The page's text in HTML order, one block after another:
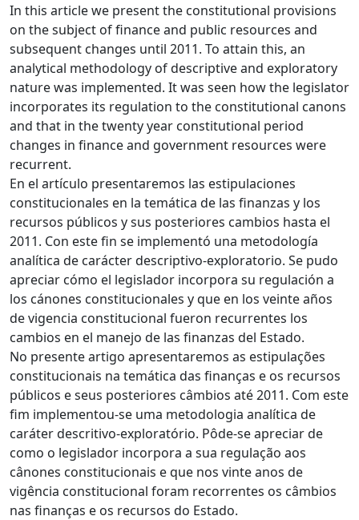
In this article we present the constitutional provisions
on the subject of finance and public resources and
subsequent changes until 2011. To attain this, an
analytical methodology of descriptive and exploratory
nature was implemented. It was seen how the legislator
incorporates its regulation to the constitutional canons
and that in the twenty year constitutional period
changes in finance and government resources were
recurrent.
En el artículo presentaremos las estipulaciones
constitucionales en la temática de las finanzas y los
recursos públicos y sus posteriores cambios hasta el
2011. Con este fin se implementó una metodología
analítica de carácter descriptivo-exploratorio. Se pudo
apreciar cómo el legislador incorpora su regulación a
los cánones constitucionales y que en los veinte años
de vigencia constitucional fueron recurrentes los
cambios en el manejo de las finanzas del Estado.
No presente artigo apresentaremos as estipulações
constitucionais na temática das finanças e os recursos
públicos e seus posteriores câmbios até 2011. Com este
fim implementou-se uma metodologia analítica de
caráter descritivo-exploratório. Pôde-se apreciar de
como o legislador incorpora a sua regulação aos
cânones constitucionais e que nos vinte anos de
vigência constitucional foram recorrentes os câmbios
nas finanças e os recursos do Estado.